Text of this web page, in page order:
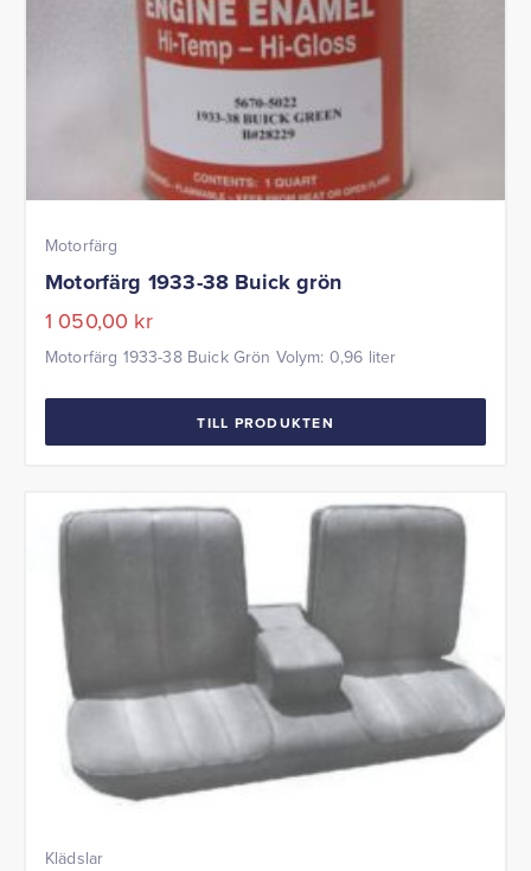
Motorfärg
Motorfärg 1933-38 Buick grön
1 050,00 kr
Motorfärg 1933-38 Buick Grön Volym: 0,96 liter
TILL PRODUKTEN
Klädslar